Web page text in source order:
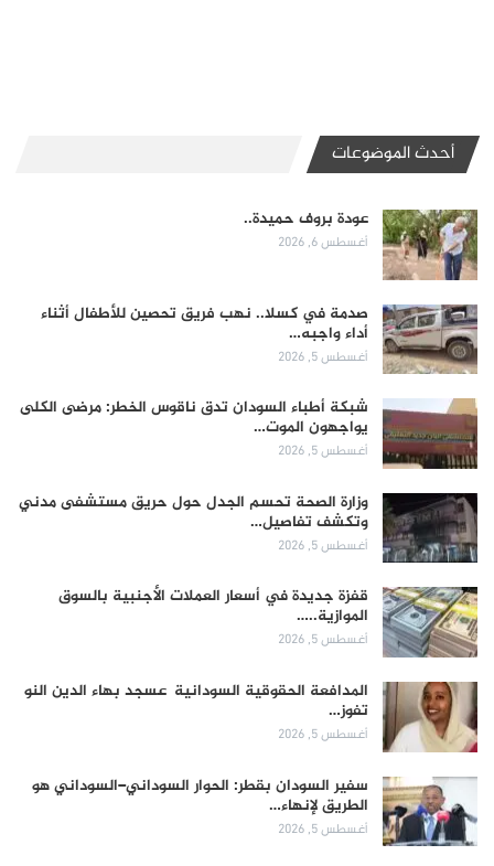
أحدث الموضوعات
عودة بروف حميدة..
أغسطس 6, 2026
صدمة في كسلا.. نهب فريق تحصين للأطفال أثناء
أداء واجبه…
أغسطس 5, 2026
شبكة أطباء السودان تدق ناقوس الخطر: مرضى الكلى
يواجهون الموت…
أغسطس 5, 2026
وزارة الصحة تحسم الجدل حول حريق مستشفى مدني
وتكشف تفاصيل…
أغسطس 5, 2026
قفزة جديدة في أسعار العملات الأجنبية بالسوق
الموازية..…
أغسطس 5, 2026
المدافعة الحقوقية السودانية عسجد بهاء الدين النو
تفوز…
أغسطس 5, 2026
سفير السودان بقطر: الحوار السوداني–السوداني هو
الطريق لإنهاء…
أغسطس 5, 2026